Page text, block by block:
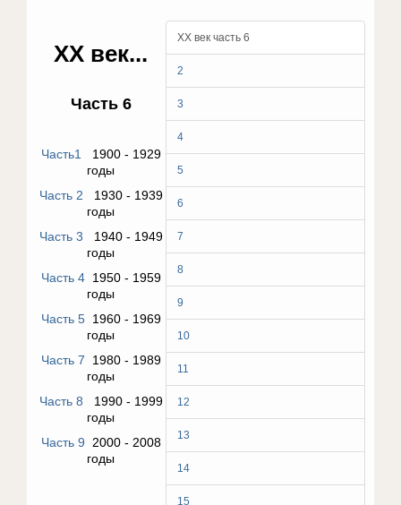
ХХ век часть 6
2
3
4
5
6
7
8
9
10
11
12
13
14
15
ХХ век...
Часть 6
Часть1
1900 - 1929
годы
Часть 2 1930 - 1939
годы
Часть 3 1940 - 1949
годы
Часть 41950 - 1959
годы
Часть 51960 - 1969
годы
Часть 7 1980 - 1989
годы
Часть 8 1990 - 1999
годы
Часть 9 2000 - 2008
годы